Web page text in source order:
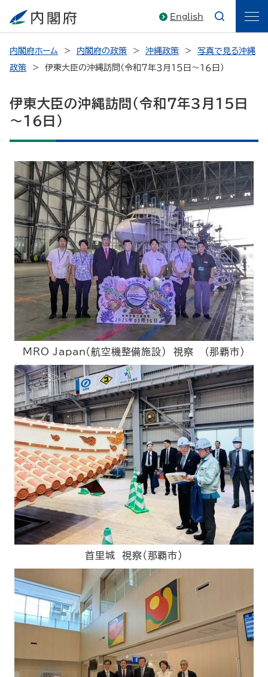
English
内閣府ホーム 内閣府の政策 沖縄政策
写真で見る沖縄
政策
伊東大臣の沖縄訪問（令和７年３月１５日～１６日）
伊東大臣の沖縄訪問（令和７年３月１５日
～１６日）
MRO Japan（航空機整備施設） 視察 （那覇市）
首里城 視察（那覇市）